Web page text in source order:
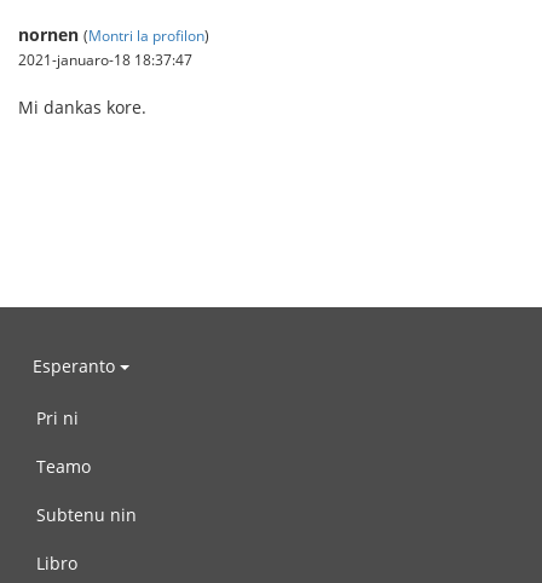
nornen (Montri la profilon)
2021-januaro-18 18:37:47
Mi dankas kore.
Esperanto
Pri ni
Teamo
Subtenu nin
Libro